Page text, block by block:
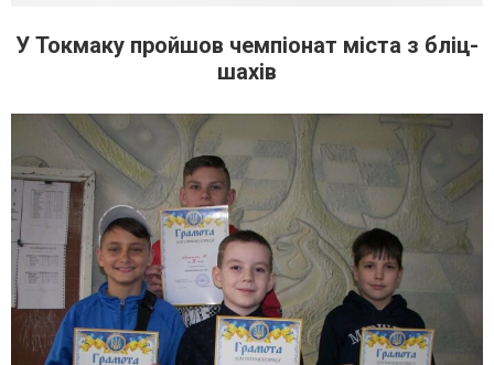
У Токмаку пройшов чемпіонат міста з бліц-
шахів